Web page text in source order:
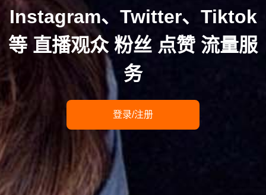
Instagram、Twitter、Tiktok
等 直播观众 粉丝 点赞 流量服
务
登录/注册